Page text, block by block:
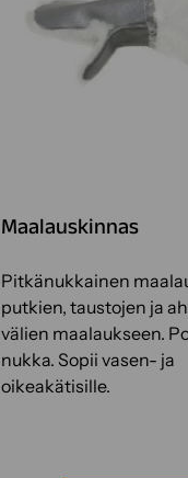
Maalauskinnas
Pitkänukkainen
putkien, taustojen ja
välien maalaukseen.
nukka. Sopii vasen- ja
oikeakätisille.